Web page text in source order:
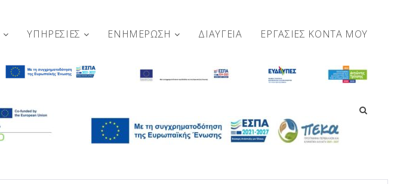
ΥΠΗΡΕΣΙΕΣ ΕΝΗΜΕΡΩΣΗ ΔΙΑΥΓΕΙΑ ΕΡΓΑΣΊΕΣ ΚΟΝΤΆ ΜΟΥ